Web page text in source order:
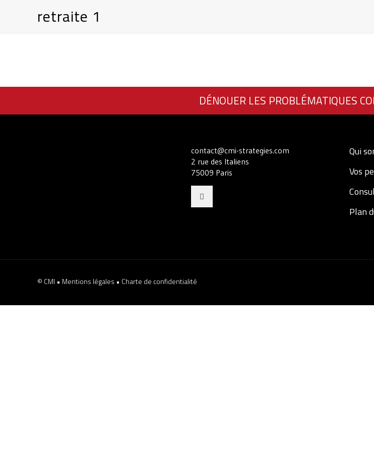
retraite 1
DÉNOUER LES PROBLÉMATIQUES
contact@cmi-strategies.com
2 rue des Italiens
75009 Paris
Qui
Vos
Plan
© CMI • Mentions légales • Charte de confidentialité